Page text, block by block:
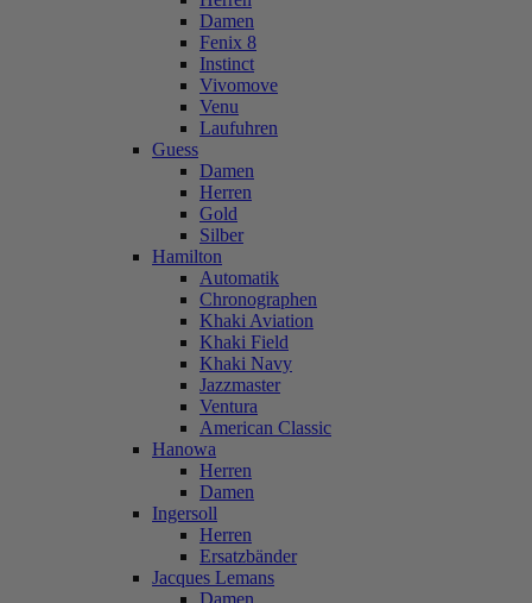
Damen
Fenix 8
Instinct
Vivomove
Venu
Laufuhren
Guess
Damen
Herren
Gold
Silber
Hamilton
Automatik
Chronographen
Khaki Aviation
Khaki Field
Khaki Navy
Jazzmaster
Ventura
American Classic
Hanowa
Herren
Damen
Ingersoll
Herren
Ersatzbänder
Jacques Lemans
Damen